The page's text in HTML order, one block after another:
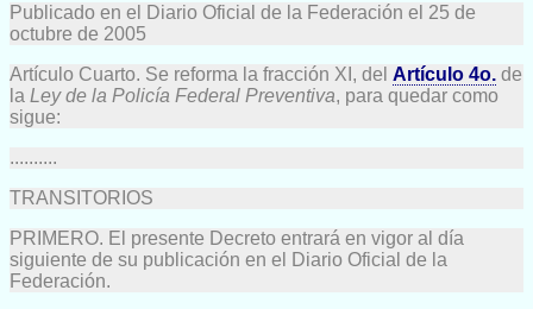
Publicado en el Diario Oficial de la Federación el 25 de
octubre de 2005
Artículo Cuarto. Se reforma la fracción XI, del Artículo 4o. de
la Ley de la Policía Federal Preventiva, para quedar como
sigue:
..........
TRANSITORIOS
PRIMERO. El presente Decreto entrará en vigor al día
siguiente de su publicación en el Diario Oficial de la
Federación.